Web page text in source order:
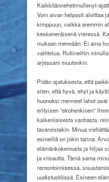
Kaikkitännehetimullenyt-
Voin aivan helposti aloittaa
kimppuun, vaikka aiemmin
keskeneräisenä vieressä.
mukaan mennään. Ei aina
vaihtelua. Rutiineihin
arjessani muutenkin.
Pidän ajatuksesta, että
siten, että hyvä, ehyt ja
huonoksi menneet lahot
erityisen ”ekohenkinen”
kaikenlaisesta vanhasta,
tavaroistakin. Minua
esineillä on jokin tarina.
elämänkokemusta ja hiljaa
ja viisautta. Tämä sama
remontoimisessa,
uudistustöissä. Esineen